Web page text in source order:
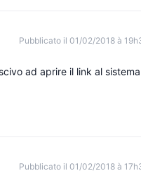
Pubblicato il 01/02/2018 à
ad aprire il link al sistema
Pubblicato il 01/02/2018 à